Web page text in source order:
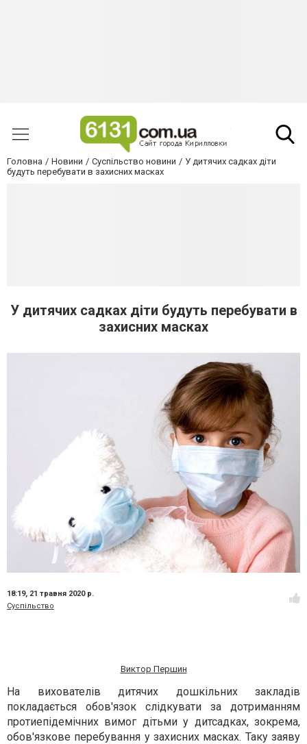
Головна Новини Суспільство новини
У дитячих садках діти
будуть перебувати в захисних масках
У дитячих садках діти будуть перебувати в
захисних масках
18:19, 21 травня 2020 р.
Суспільство
Виктор Першин
На вихователів дитячих дошкільних закладів
покладається обов'язок слідкувати за дотриманням
протиепідемічних вимог дітьми у дитсадках, зокрема,
обов'язкове перебування у захисних масках. Таку заяву